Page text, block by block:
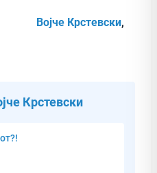
Војче Крстевски,
Крстевски